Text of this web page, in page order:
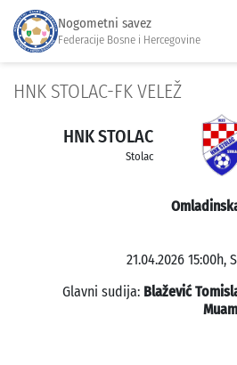
Nogometni savez
Federacije Bosne i Hercegovine
HNK STOLAC-FK VELEŽ
HNK STOLAC
Stolac
21.04.2026
Glavni sudija: Blažević